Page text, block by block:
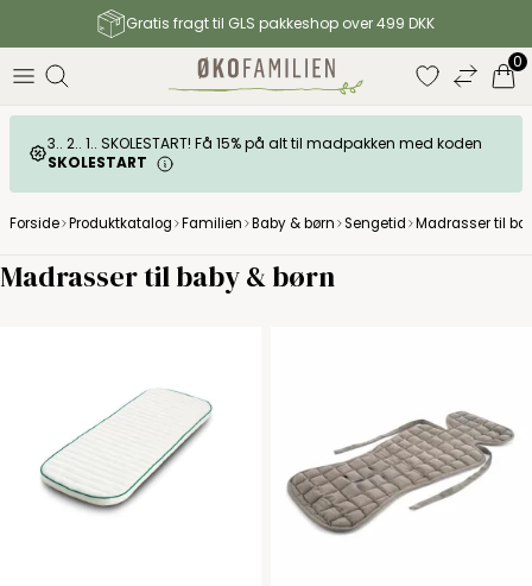
Gratis fragt til GLS pakkeshop over 499 DKK
0
3.. 2.. 1.. SKOLESTART! Få 15% på alt til madpakken med koden
SKOLESTART
Forside Produktkatalog Familien Baby & børn Sengetid Madrasser til
Madrasser til baby & børn